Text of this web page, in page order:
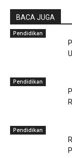
BACA JUGA
Pendidikan
Pendidikan
Pendidikan